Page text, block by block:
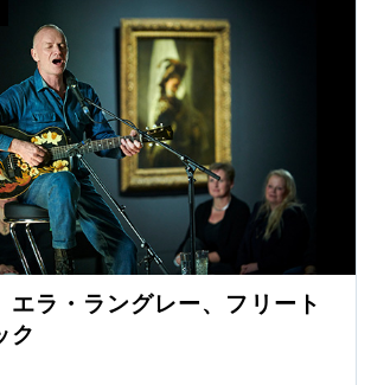
エラ・ラングレー、フリート
ク